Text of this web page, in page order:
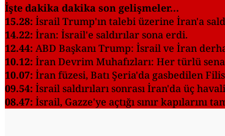
İşte dakika dakika son gelişmeler...
15.28: İsrail Trump'ın talebi üzerine İran'a
14.22: İran: İsrail'e saldırılar sona erdi.
12.44: ABD Başkanı Trump: İsrail ve İran
10.12: İran Devrim Muhafızları: Her türlü
10.07: İran füzesi, Batı Şeria'da gasbedilen
09.54: İsrail saldırıları sonrası İran'da üç
08.47: İsrail, Gazze'ye açtığı sınır kapılarını